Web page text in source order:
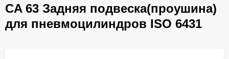
CA 63 Задняя подвеска(проушина)
для пневмоцилиндров ISO 6431